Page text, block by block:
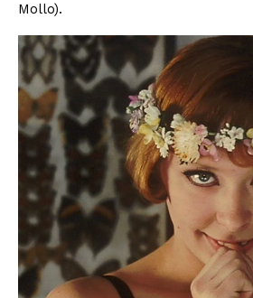
Mollo).